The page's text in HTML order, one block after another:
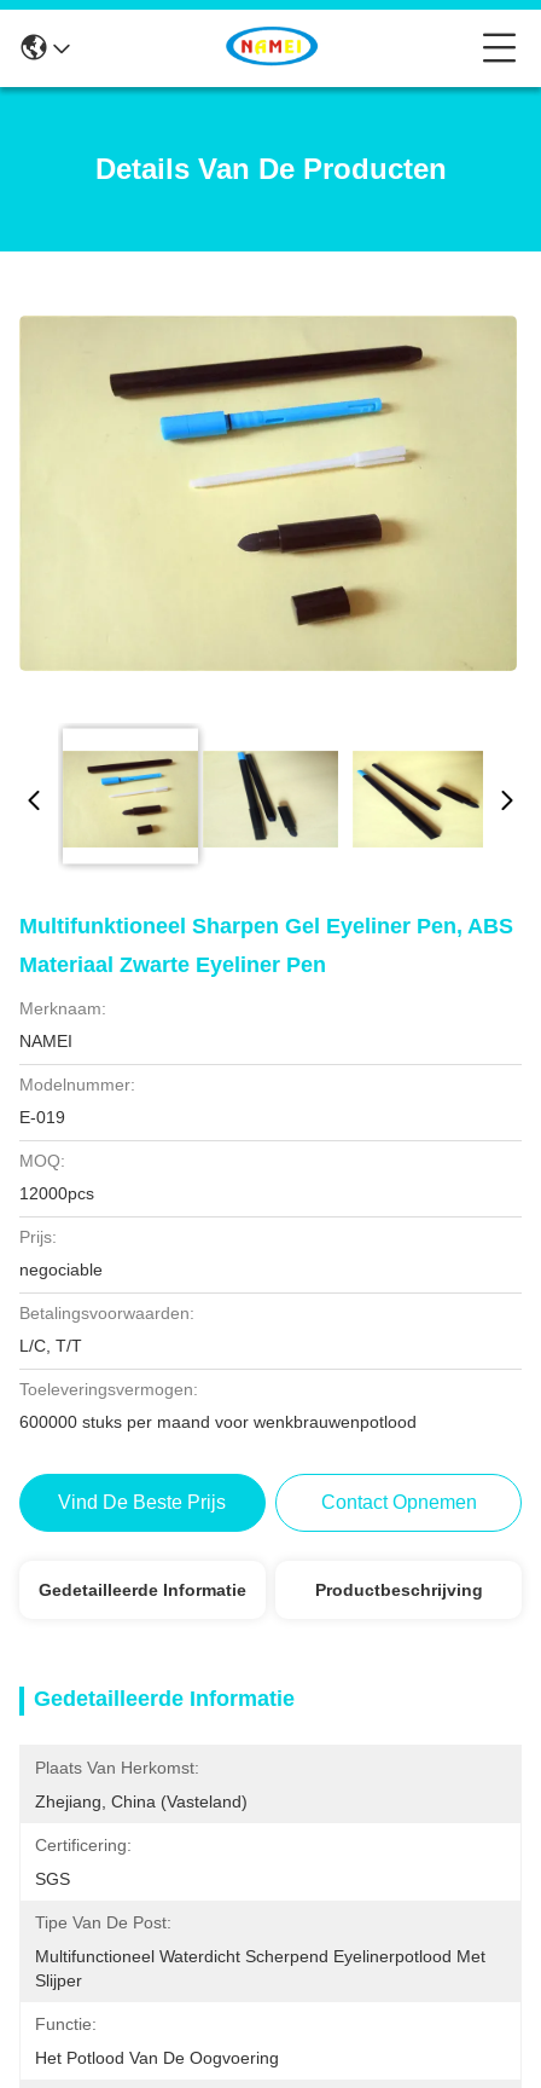
Details Van De Producten
Multifunktioneel Sharpen Gel Eyeliner Pen, ABS
Materiaal Zwarte Eyeliner Pen
Merknaam:
NAMEI
Modelnummer:
E-019
MOQ:
12000pcs
Prijs:
negociable
Betalingsvoorwaarden:
L/C, T/T
Toeleveringsvermogen:
600000 stuks per maand voor wenkbrauwenpotlood
Vind De Beste Prijs Contact Opnemen
Gedetailleerde Informatie Productbeschrijving
Gedetailleerde Informatie
Plaats Van Herkomst:
Zhejiang, China (vasteland)
Certificering:
SGS
Tipe Van De Post:
Multifunctioneel Waterdicht Scherpend Eyelinerpotlood Met
Slijper
Functie:
Het Potlood Van De Oogvoering